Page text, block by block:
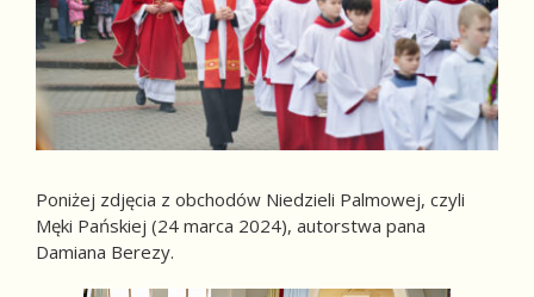
Poniżej zdjęcia z obchodów Niedzieli Palmowej, czyli
Męki Pańskiej (24 marca 2024), autorstwa pana
Damiana Berezy.